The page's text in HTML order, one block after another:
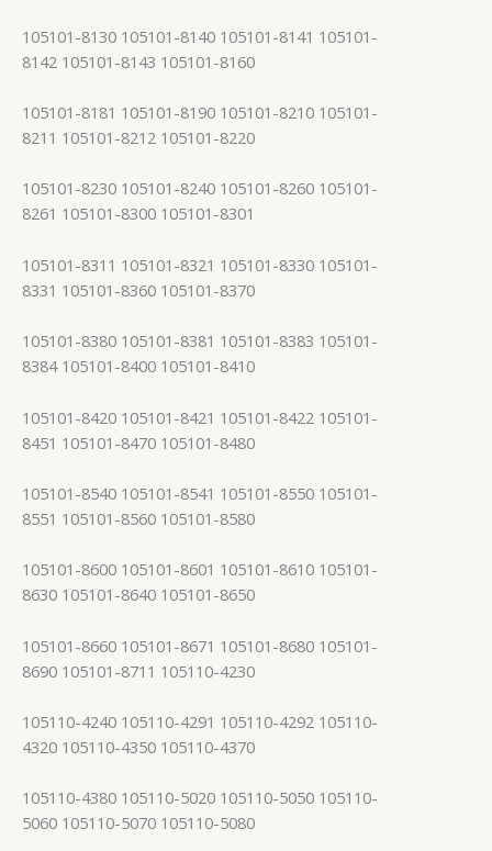
105101-8130 105101-8140 105101-8141 105101-
8142 105101-8143 105101-8160
105101-8181 105101-8190 105101-8210 105101-
8211 105101-8212 105101-8220
105101-8230 105101-8240 105101-8260 105101-
8261 105101-8300 105101-8301
105101-8311 105101-8321 105101-8330 105101-
8331 105101-8360 105101-8370
105101-8380 105101-8381 105101-8383 105101-
8384 105101-8400 105101-8410
105101-8420 105101-8421 105101-8422 105101-
8451 105101-8470 105101-8480
105101-8540 105101-8541 105101-8550 105101-
8551 105101-8560 105101-8580
105101-8600 105101-8601 105101-8610 105101-
8630 105101-8640 105101-8650
105101-8660 105101-8671 105101-8680 105101-
8690 105101-8711 105110-4230
105110-4240 105110-4291 105110-4292 105110-
4320 105110-4350 105110-4370
105110-4380 105110-5020 105110-5050 105110-
5060 105110-5070 105110-5080